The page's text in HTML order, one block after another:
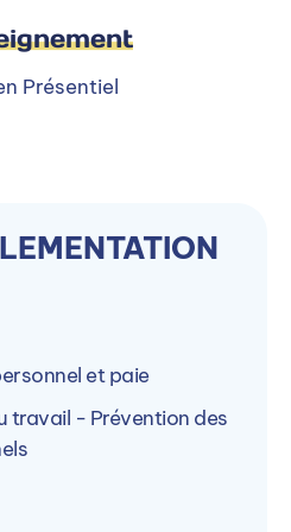
Présentiel
et paie
travail - Prévention des
Lucchesi
par mail
par téléphone